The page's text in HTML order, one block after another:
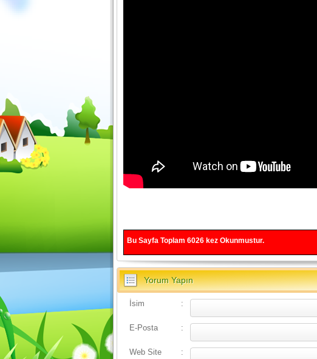
Bu Sayfa Toplam 6026kez Okunmustur.
Yorum Yapın
İsim :
E-Posta :
Web Site :